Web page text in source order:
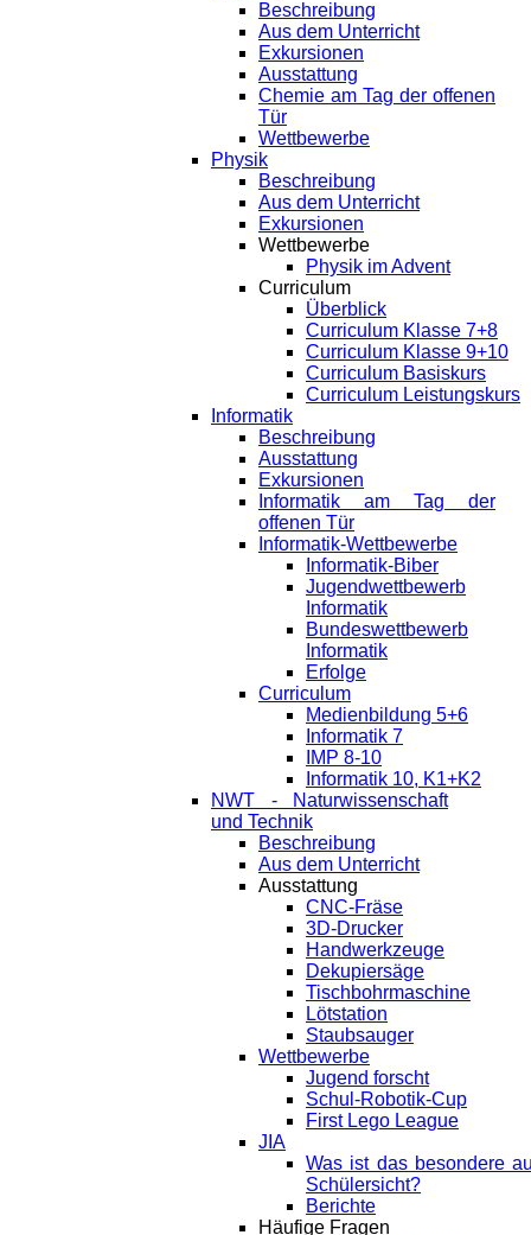
Beschreibung
Aus dem Unterricht
Exkursionen
Ausstattung
Chemie am Tag der offenen
Tür
Wettbewerbe
Physik
Beschreibung
Aus dem Unterricht
Exkursionen
Wettbewerbe
Physik im Advent
Curriculum
Überblick
Curriculum Klasse 7+8
Curriculum Klasse 9+10
Curriculum Basiskurs
Curriculum Leistungskurs
Informatik
Beschreibung
Ausstattung
Exkursionen
Informatik am Tag der
offenen Tür
Informatik-Wettbewerbe
Informatik-Biber
Jugendwettbewerb
Informatik
Bundeswettbewerb
Informatik
Erfolge
Curriculum
Medienbildung 5+6
Informatik 7
IMP 8-10
Informatik 10, K1+K2
NWT - Naturwissenschaft
und Technik
Beschreibung
Aus dem Unterricht
Ausstattung
CNC-Fräse
3D-Drucker
Handwerkzeuge
Dekupiersäge
Tischbohrmaschine
Lötstation
Staubsauger
Wettbewerbe
Jugend forscht
Schul-Robotik-Cup
First Lego League
JIA
Was ist das besondere
Schülersicht?
Berichte
Häufige Fragen